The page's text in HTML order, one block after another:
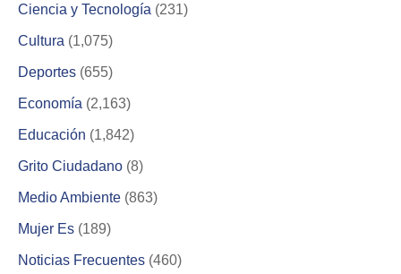
Ciencia y Tecnología (231)
Cultura (1,075)
Deportes (655)
Economía (2,163)
Educación (1,842)
Grito Ciudadano (8)
Medio Ambiente (863)
Mujer Es (189)
Noticias Frecuentes (460)